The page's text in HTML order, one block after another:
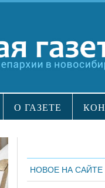
О ГАЗЕТЕ
НОВОЕ НА САЙТЕ